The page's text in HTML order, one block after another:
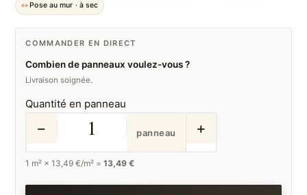
Pose au mur · à sec
COMMANDER EN DIRECT
Combien de panneaux voulez-vous ?
Livraison soignée.
Quantité en panneau
− panneau +
1 m² ×13,49 €/m² =13,49 €